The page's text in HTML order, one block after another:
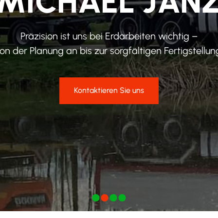
Präzision ist uns bei Erdarbeiten wichtig –
der Planung an bis zur sorgfältigen
Kontaktieren Sie uns